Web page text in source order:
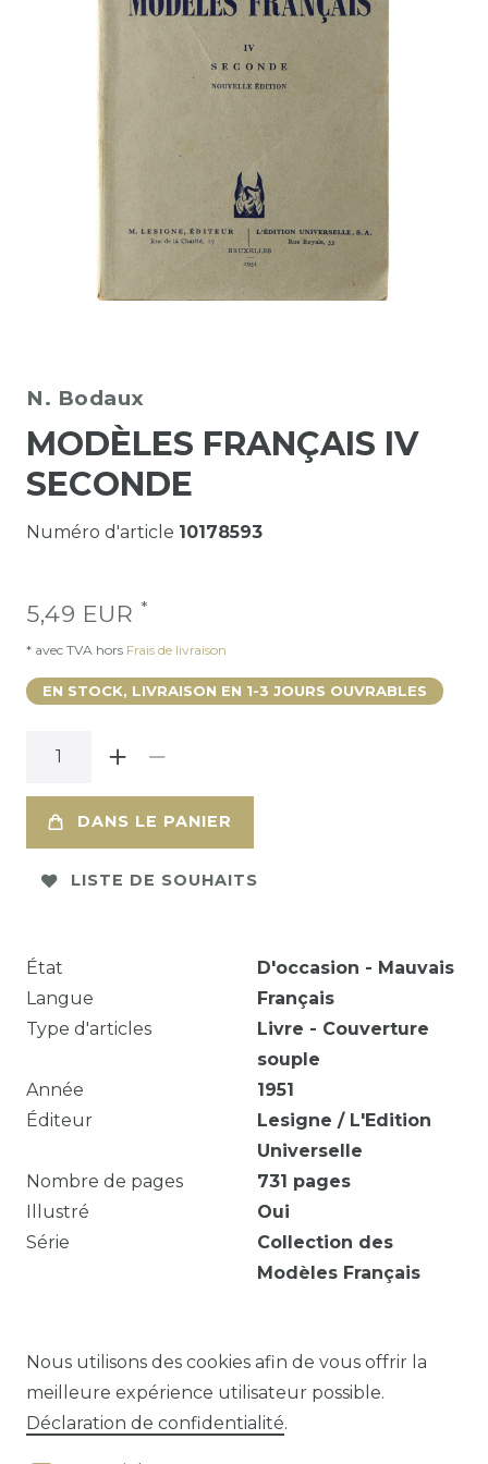
N. Bodaux
MODÈLES FRANÇAIS IV
SECONDE
Numéro d'article 10178593
5,49 EUR *
* avec TVA hors Frais de livraison
EN STOCK, LIVRAISON EN 1-3 JOURS OUVRABLES
DANS LE PANIER
LISTE DE SOUHAITS
État
D'occasion - Mauvais
Langue
Français
Type d'articles
Livre - Couverture
souple
Année
1951
Éditeur
Lesigne / L'Edition
Universelle
Nombre de pages
731 pages
Illustré
Oui
Série
Collection des
Modèles Français
détachées.
Question sur cet article?
Nous utilisons des cookies afin de vous offrir la
meilleure expérience utilisateur possible.
Déclaration de confidentialité.